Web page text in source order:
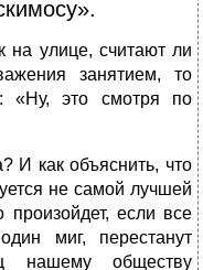
на улице, считают ли
занятием, то
«Ну, это смотря по
И как объяснить, что
не самой лучшей
произойдет, если все
миг, перестанут
нашему обществу